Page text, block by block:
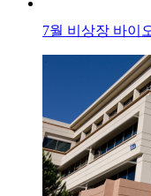
7월 비상장 바이